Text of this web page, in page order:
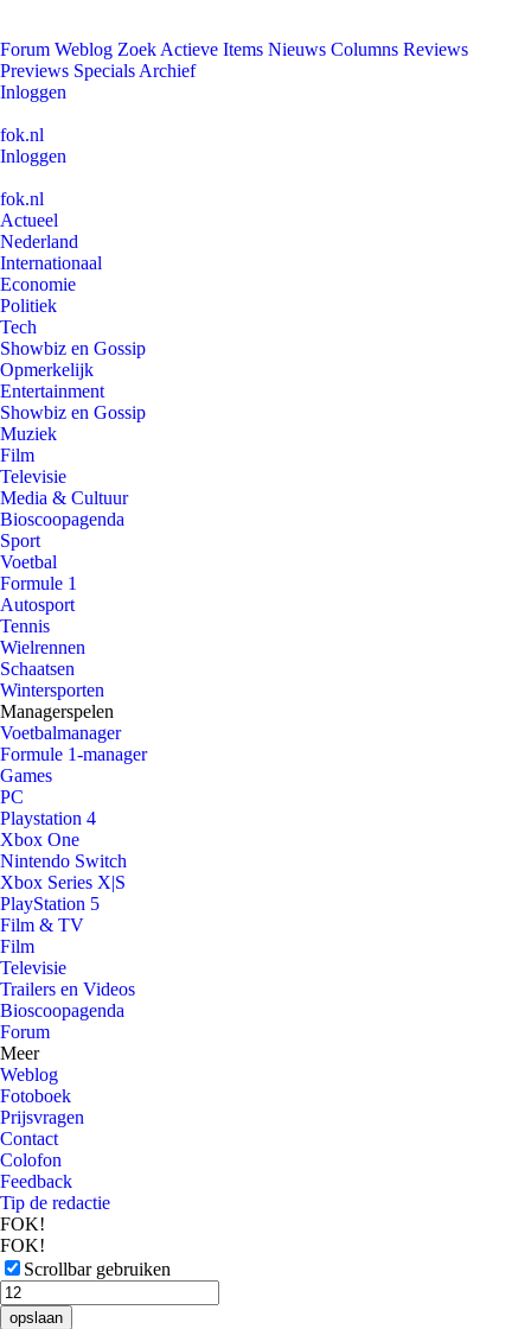
Forum Weblog Zoek Actieve Items Nieuws Columns Reviews
Previews Specials Archief
Inloggen
fok.nl
Inloggen
fok.nl
Actueel
Nederland
Internationaal
Economie
Politiek
Tech
Showbiz en Gossip
Opmerkelijk
Entertainment
Showbiz en Gossip
Muziek
Film
Televisie
Media & Cultuur
Bioscoopagenda
Sport
Voetbal
Formule 1
Autosport
Tennis
Wielrennen
Schaatsen
Wintersporten
Managerspelen
Voetbalmanager
Formule 1-manager
Games
PC
Playstation 4
Xbox One
Nintendo Switch
Xbox Series X|S
PlayStation 5
Film & TV
Film
Televisie
Trailers en Videos
Bioscoopagenda
Forum
Meer
Weblog
Fotoboek
Prijsvragen
Contact
Colofon
Feedback
Tip de redactie
FOK!
FOK!
Scrollbar gebruiken
opslaan